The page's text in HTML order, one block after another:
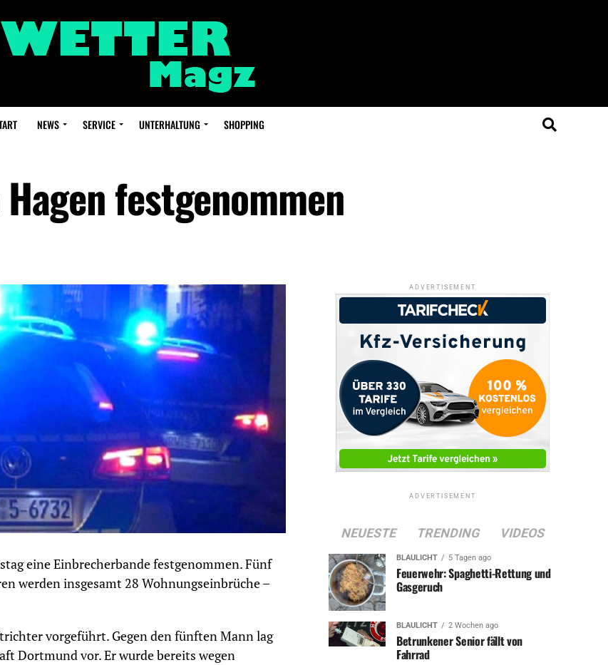
NEWS SERVICE UNTERHALTUNG SHOPPING
festgenommen
eine Einbrecherbande festgenommen. Fünf
werden insgesamt 28 Wohnungseinbrüche –
vorgeführt. Gegen den fünften Mann lag
Dortmund vor. Er wurde bereits wegen
ADVERTISEMENT
ADVERTISEMENT
NEUESTE TRENDING VIDEOS
BLAULICHT 5 Tagen ago
Feuerwehr: Spaghetti-Rettung und
Gasgeruch
BLAULICHT 2 Wochen ago
Betrunkener Senior fällt von
Fahrrad